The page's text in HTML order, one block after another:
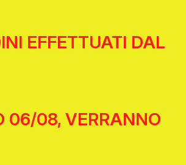
EFFETTUATI DAL
06/08, VERRANNO